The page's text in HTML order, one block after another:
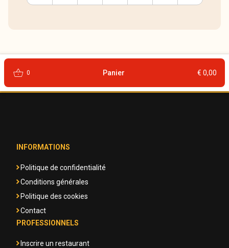
shopping_basket 0 Panier € 0,00
INFORMATIONS
Politique de confidentialité
Conditions générales
Politique des cookies
Contact
PROFESSIONNELS
Inscrire un restaurant